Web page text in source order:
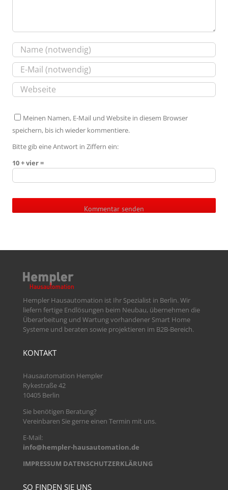
Meinen Namen, E-Mail und Website in diesem Browser
speichern, bis ich wieder kommentiere.
Bitte gib eine Antwort in Ziffern ein:
10 + vier =
Hempler Hausautomation ist Ihr Spezialist in Berlin. Wir
liefern fertige Endlösungen beim Neubau, übernehmen die
Überarbeitung und Wartung vorhandener Smart Home
Systeme und beraten sowie projektieren im B2B-Bereich.
KONTAKT
Hausautomation Hempler
Rykestraße 42
10405 Berlin
Sie benötigen Beratung?
Vereinbaren Sie gerne einen Termin mit uns.
E-Mail:
info@hempler-hausautomation.de
IMPRESSUM DATENSCHUTZERKLÄRUNG
SO FINDEN SIE UNS